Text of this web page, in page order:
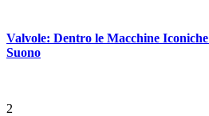
Valvole: Dentro le Macchine
Suono
2